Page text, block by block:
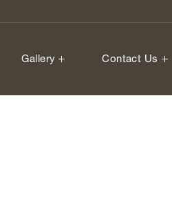
Gallery Contact Us